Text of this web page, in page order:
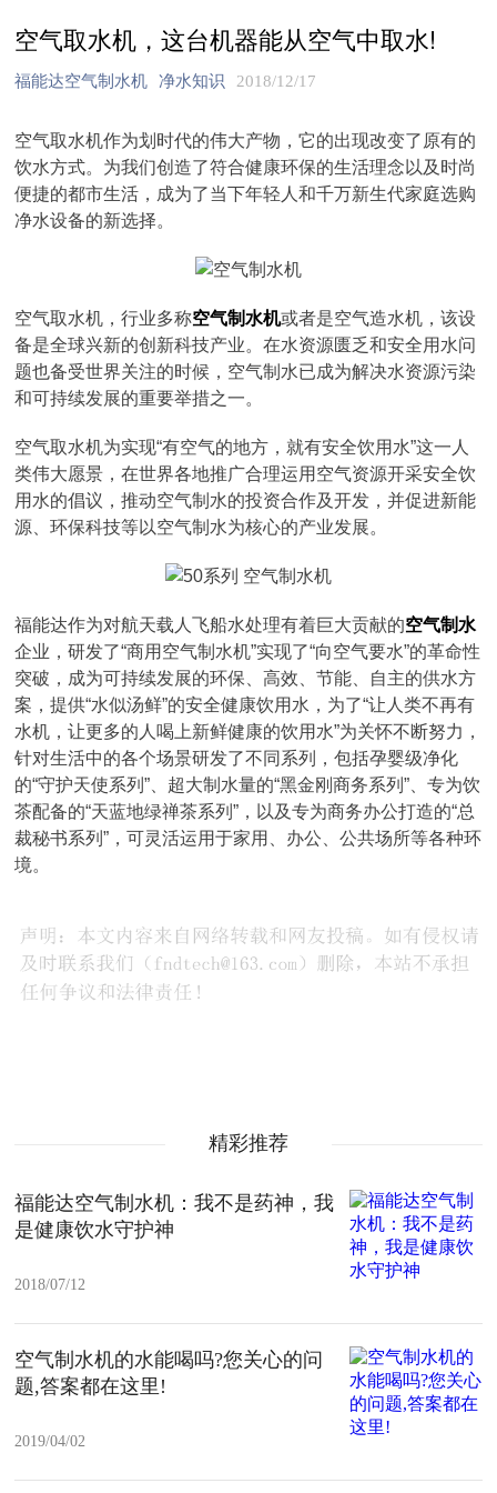
空气取水机，这台机器能从空气中取水!
福能达空气制水机 净水知识 2018/12/17
空气取水机作为划时代的伟大产物，它的出现改变了原有的
饮水方式。为我们创造了符合健康环保的生活理念以及时尚
便捷的都市生活，成为了当下年轻人和千万新生代家庭选购
净水设备的新选择。
空气取水机，行业多称空气制水机或者是空气造水机，该设
备是全球兴新的创新科技产业。在水资源匮乏和安全用水问
题也备受世界关注的时候，空气制水已成为解决水资源污染
和可持续发展的重要举措之一。
空气取水机为实现“有空气的地方，就有安全饮用水”这一人
类伟大愿景，在世界各地推广合理运用空气资源开采安全饮
用水的倡议，推动空气制水的投资合作及开发，并促进新能
源、环保科技等以空气制水为核心的产业发展。
福能达作为对航天载人飞船水处理有着巨大贡献的空气制水
企业，研发了“商用空气制水机”实现了“向空气要水”的革命性
突破，成为可持续发展的环保、高效、节能、自主的供水方
案，提供“水似汤鲜”的安全健康饮用水，为了“让人类不再有
水机，让更多的人喝上新鲜健康的饮用水”为关怀不断努力，
针对生活中的各个场景研发了不同系列，包括孕婴级净化
的“守护天使系列”、超大制水量的“黑金刚商务系列”、专为饮
茶配备的“天蓝地绿禅茶系列”，以及专为商务办公打造的“总
裁秘书系列”，可灵活运用于家用、办公、公共场所等各种环
境。
精彩推荐
福能达空气制水机：我不是药神，我
是健康饮水守护神
2018/07/12
空气制水机的水能喝吗?您关心的问
题,答案都在这里!
2019/04/02